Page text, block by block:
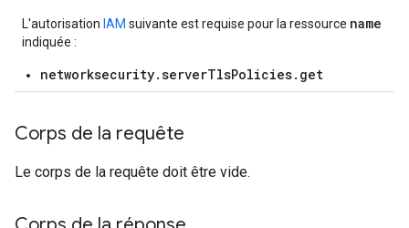
L'autorisation IAM suivante est requise pour la ressource name
indiquée :
networksecurity.serverTlsPolicies.get
Corps de la requête
Le corps de la requête doit être vide.